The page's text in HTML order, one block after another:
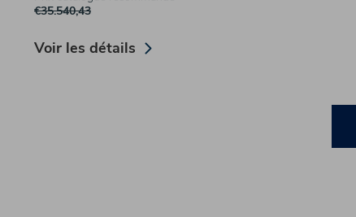
€35.540,43
Voir les détails